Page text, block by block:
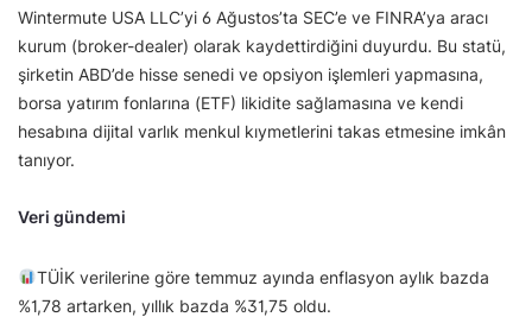
Wintermute USA LLC’yi 6 Ağustos’ta SEC’e ve FINRA’ya aracı
kurum (broker-dealer) olarak kaydettirdiğini duyurdu. Bu statü,
şirketin ABD’de hisse senedi ve opsiyon işlemleri yapmasına,
borsa yatırım fonlarına (ETF) likidite sağlamasına ve kendi
hesabına dijital varlık menkul kıymetlerini takas etmesine imkân
tanıyor.
Veri gündemi
TÜİK verilerine göre temmuz ayında enflasyon aylık bazda
%1,78 artarken, yıllık bazda %31,75 oldu.